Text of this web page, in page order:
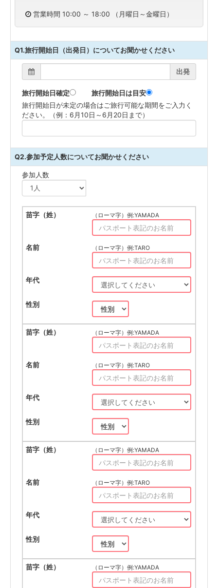
営業時間 10:00 ～ 18:00 （月曜日～金曜日）
Q1.旅行開始日（出発日）についてお聞かせください
出発
旅行開始日確定
旅行開始日は目安
旅行開始日が未定の場合はご旅行可能な期間をご入力く
ださい。（例：6月10日～6月20日まで）
Q2.参加予定人数についてお聞かせください
参加人数
（ローマ字）例:YAMADA
（ローマ字）例:TARO
（ローマ字）例:YAMADA
（ローマ字）例:TARO
（ローマ字）例:YAMADA
（ローマ字）例:TARO
（ローマ字）例:YAMADA